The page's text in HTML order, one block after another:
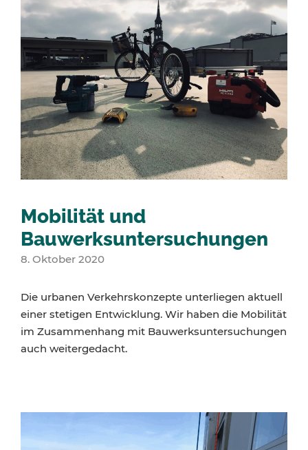
Mobilität und
Bauwerksuntersuchungen
8. Oktober 2020
Die urbanen Verkehrskonzepte unterliegen aktuell
einer stetigen Entwicklung. Wir haben die Mobilität
im Zusammenhang mit Bauwerksuntersuchungen
auch weitergedacht.